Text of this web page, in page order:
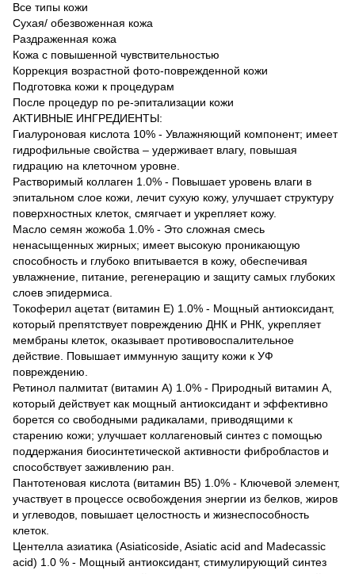
Все типы кожи
Сухая/ обезвоженная кожа
Раздраженная кожа
Кожа с повышенной чувствительностью
Коррекция возрастной фото-поврежденной кожи
Подготовка кожи к процедурам
После процедур по ре-эпитализации кожи
АКТИВНЫЕ ИНГРЕДИЕНТЫ:
Гиалуроновая кислота 10% - Увлажняющий компонент; имеет
гидрофильные свойства – удерживает влагу, повышая
гидрацию на клеточном уровне.
Растворимый коллаген 1.0% - Повышает уровень влаги в
эпитальном слое кожи, лечит сухую кожу, улучшает структуру
поверхностных клеток, смягчает и укрепляет кожу.
Масло семян жожоба 1.0% - Это сложная смесь
ненасыщенных жирных; имеет высокую проникающую
способность и глубоко впитывается в кожу, обеспечивая
увлажнение, питание, регенерацию и защиту самых глубоких
слоев эпидермиса.
Токоферил ацетат (витамин Е) 1.0% - Мощный антиоксидант,
который препятствует повреждению ДНК и РНК, укрепляет
мембраны клеток, оказывает противовоспалительное
действие. Повышает иммунную защиту кожи к УФ
повреждению.
Ретинол палмитат (витамин А) 1.0% - Природный витамин А,
который действует как мощный антиоксидант и эффективно
борется со свободными радикалами, приводящими к
старению кожи; улучшает коллагеновый синтез с помощью
поддержания биосинтетической активности фибробластов и
способствует заживлению ран.
Пантотеновая кислота (витамин B5) 1.0% - Ключевой элемент,
участвует в процессе освобождения энергии из белков, жиров
и углеводов, повышает целостность и жизнеспособность
клеток.
Центелла азиатика (Asiaticoside, Asiatic acid and Madecassic
acid) 1.0 % - Мощный антиоксидант, стимулирующий синтез